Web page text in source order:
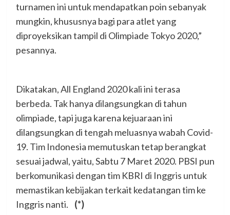
turnamen ini untuk mendapatkan poin sebanyak
mungkin, khususnya bagi para atlet yang
diproyeksikan tampil di Olimpiade Tokyo 2020,”
pesannya.
Dikatakan, All England 2020 kali ini terasa
berbeda. Tak hanya dilangsungkan di tahun
olimpiade, tapi juga karena kejuaraan ini
dilangsungkan di tengah meluasnya wabah Covid-
19. Tim Indonesia memutuskan tetap berangkat
sesuai jadwal, yaitu, Sabtu 7 Maret 2020. PBSI pun
berkomunikasi dengan tim KBRI di Inggris untuk
memastikan kebijakan terkait kedatangan tim ke
Inggris nanti.
(*)